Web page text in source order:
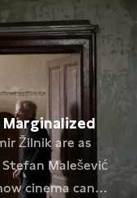
Žilnik are as
Malešević
cinema can